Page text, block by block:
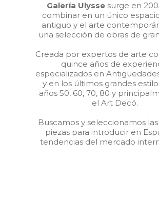
Galería Ulysse surge en
combinar en un único
antiguo y el arte
una selección de obras de
Creada por expertos de arte
quince años de
especializados en
y en los últimos grandes
años 50, 60, 70, 80 y
el Art Decó.
Buscamos y seleccionamos
piezas para introducir en
tendencias del mercado